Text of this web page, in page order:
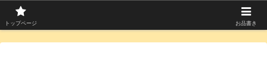
トップページ お品書き